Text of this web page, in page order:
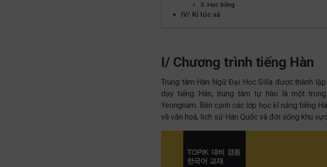
3. Học bổng
IV/ Kí túc xá
I/ Chương trình tiếng Hàn
Trung tâm Hàn Ngữ Đại Học Silla được thành
dạy tiếng Hàn, trung tâm tự hào là một
Yeongnam. Bên cạnh các lớp học kĩ năng tiếng
về văn hoá, lịch sử Hàn Quốc và đời sống khu